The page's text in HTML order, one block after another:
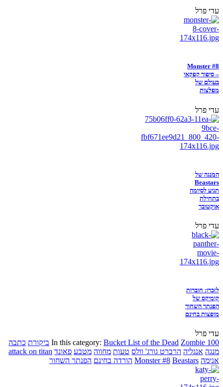
עדי פרל
Monster #8
– סיפור קפקאי
בעולם של
מפלצות
עדי פרל
המנגה של
Beastars
תגיע לסיומה
בתחילת
אוקטובר
עדי פרל
לזכרו: חוברות
קומיקס של
הפנתר השחור
מופצות בחינם
עדי פרל
In this category: Bucket List of the Dead Zombie 100 ביקורת כתבה
מנגה אנגליה הרברט גורג' וולס טעות מחווה מטבע פאונד attack on titan
אנימה
Monster #8 Beastars הורדה בחינם הפנתר השחור